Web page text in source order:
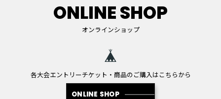
ONLINE SHOP
オンラインショップ
各大会エントリーチケット・商品のご購入はこちらから
ONLINE SHOP